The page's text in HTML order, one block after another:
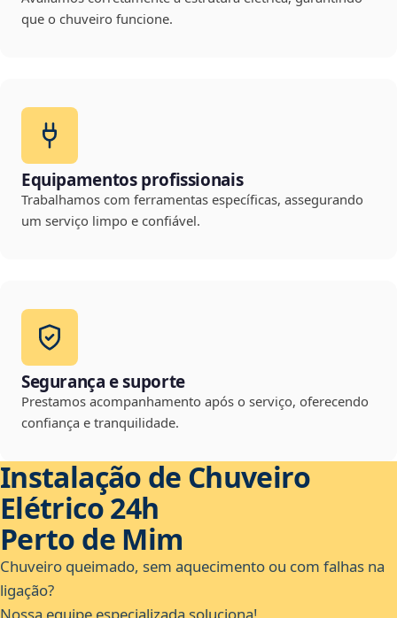
que o chuveiro funcione.
Equipamentos profissionais
Trabalhamos com ferramentas específicas, assegurando
um serviço limpo e confiável.
Segurança e suporte
Prestamos acompanhamento após o serviço, oferecendo
confiança e tranquilidade.
Instalação de Chuveiro
Elétrico 24h
Perto de Mim
Chuveiro queimado, sem aquecimento ou com falhas na
ligação?